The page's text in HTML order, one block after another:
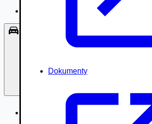
Dokumenty
Príslušenstvo, Oblečenie